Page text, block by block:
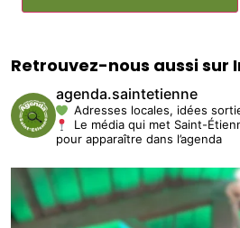
Retrouvez-nous aussi sur
agenda.saintetienne
Adresses locales, idées
Le média qui met Saint-
pour apparaître dans l’agenda